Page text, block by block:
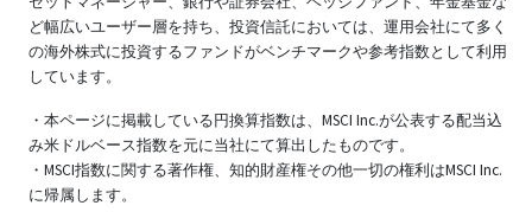
ど幅広いユーザー層を持ち、投資信託においては、運用会社にて多く
の海外株式に投資するファンドがベンチマークや参考指数として利用
しています。
・本ページに掲載している円換算指数は、MSCI Inc.が公表する配当込
み米ドルベース指数を元に当社にて算出したものです。
・MSCI指数に関する著作権、知的財産権その他一切の権利はMSCI Inc.
に帰属します。